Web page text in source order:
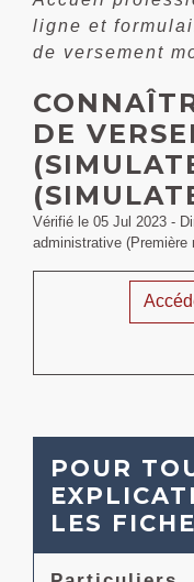
ligne et
de versement
DE
Vérifié le 05 Jul 2023 -
administrative (Première
POUR
LES